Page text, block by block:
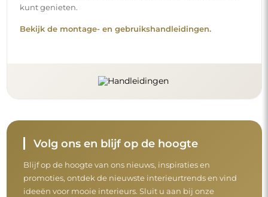
kunt genieten.
Bekijk de montage- en gebruikshandleidingen.
Volg ons en blijf op de hoogte
Blijf op de hoogte van ons nieuws, inspiraties en
promoties, ontdek de nieuwste interieurtrends en vind
ideeën voor mooie interieurs. Sluit u aan bij onze